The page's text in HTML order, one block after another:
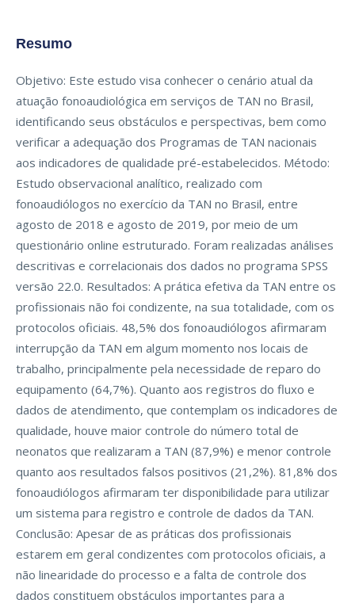
Resumo
Objetivo: Este estudo visa conhecer o cenário atual da
atuação fonoaudiológica em serviços de TAN no Brasil,
identificando seus obstáculos e perspectivas, bem como
verificar a adequação dos Programas de TAN nacionais
aos indicadores de qualidade pré-estabelecidos. Método:
Estudo observacional analítico, realizado com
fonoaudiólogos no exercício da TAN no Brasil, entre
agosto de 2018 e agosto de 2019, por meio de um
questionário online estruturado. Foram realizadas análises
descritivas e correlacionais dos dados no programa SPSS
versão 22.0. Resultados: A prática efetiva da TAN entre os
profissionais não foi condizente, na sua totalidade, com os
protocolos oficiais. 48,5% dos fonoaudiólogos afirmaram
interrupção da TAN em algum momento nos locais de
trabalho, principalmente pela necessidade de reparo do
equipamento (64,7%). Quanto aos registros do fluxo e
dados de atendimento, que contemplam os indicadores de
qualidade, houve maior controle do número total de
neonatos que realizaram a TAN (87,9%) e menor controle
quanto aos resultados falsos positivos (21,2%). 81,8% dos
fonoaudiólogos afirmaram ter disponibilidade para utilizar
um sistema para registro e controle de dados da TAN.
Conclusão: Apesar de as práticas dos profissionais
estarem em geral condizentes com protocolos oficiais, a
não linearidade do processo e a falta de controle dos
dados constituem obstáculos importantes para a